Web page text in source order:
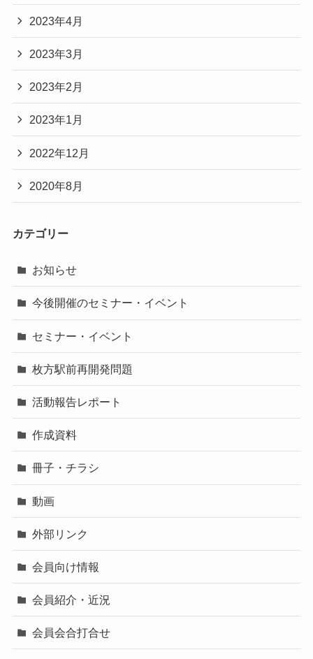
2023年4月
2023年3月
2023年2月
2023年1月
2022年12月
2020年8月
カテゴリー
お知らせ
今後開催のセミナー・イベント
セミナー・イベント
枚方駅前再開発問題
活動報告レポート
作成資料
冊子・チラシ
動画
外部リンク
会員向け情報
会員紹介・近況
会員会合打合せ